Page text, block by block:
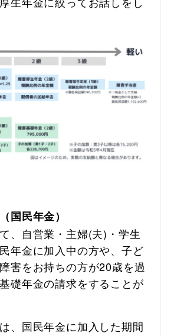
国民年金）
、自営業・主婦(夫)・学生
年金に加入中の方や、子ど
害をお持ちの方が20歳を過
礎年金の請求をすることが
、国民年金に加入した期間